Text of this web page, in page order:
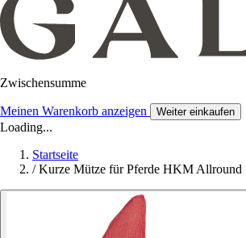
Zwischensumme
Meinen Warenkorb anzeigen Weiter einkaufen
Loading...
Startseite
/ Kurze Mütze für Pferde HKM Allround